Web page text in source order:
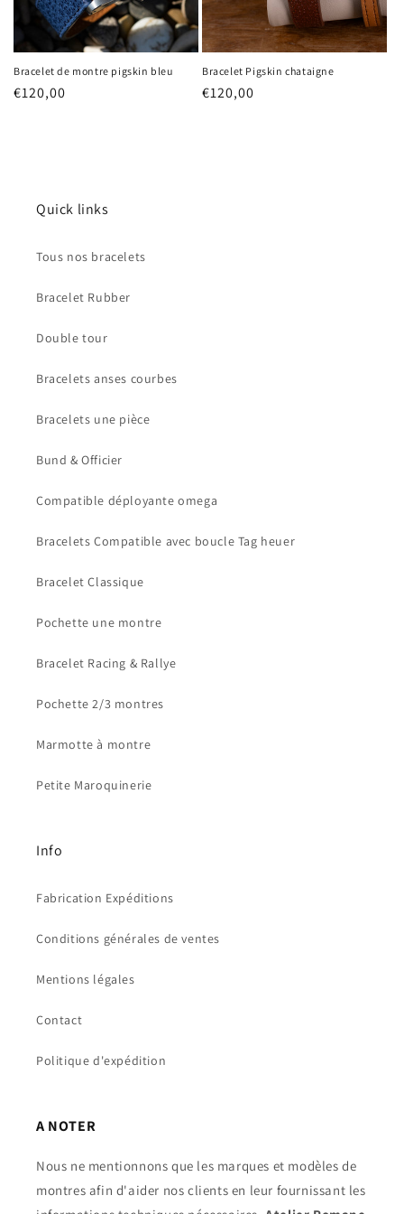
Bracelet de montre pigskin bleu
Prix
€120,00
Bracelet Pigskin chataigne
Prix
€120,00
Quick links
Tous nos bracelets
Bracelet Rubber
Double tour
Bracelets anses courbes
Bracelets une pièce
Bund & Officier
Compatible déployante omega
Bracelets Compatible avec boucle Tag heuer
Bracelet Classique
Pochette une montre
Bracelet Racing & Rallye
Pochette 2/3 montres
Marmotte à montre
Petite Maroquinerie
Info
Fabrication Expéditions
Conditions générales de ventes
Mentions légales
Contact
Politique d'expédition
A NOTER
Nous ne mentionnons que les marques et modèles de
montres afin d'aider nos clients en leur fournissant les